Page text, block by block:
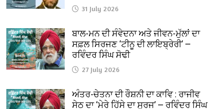
31 July 2026
ਬਾਲ-ਮਨ ਦੀ ਸੰਵੇਦਨਾ ਅਤੇ ਜੀਵਨ-ਮੁੱਲਾਂ ਦਾ
ਸਫ਼ਲ ਸਿਰਜਣ ‘ਟੀਨੂ ਦੀ ਲਾਇਬ੍ਰੇਰੀ’ —
ਰਵਿੰਦਰ ਸਿੰਘ ਸੋਢੀ
27 July 2026
ਅੰਤਰ-ਚੇਤਨਾ ਦੀ ਰੌਸ਼ਨੀ ਦਾ ਕਾਵਿ : ਰਾਜੀਵ
ਸੇਠ ਦਾ ‘ਮੇਰੇ ਹਿੱਸੇ ਦਾ ਸੂਰਜ’ — ਰਵਿੰਦਰ ਸਿੰਘ